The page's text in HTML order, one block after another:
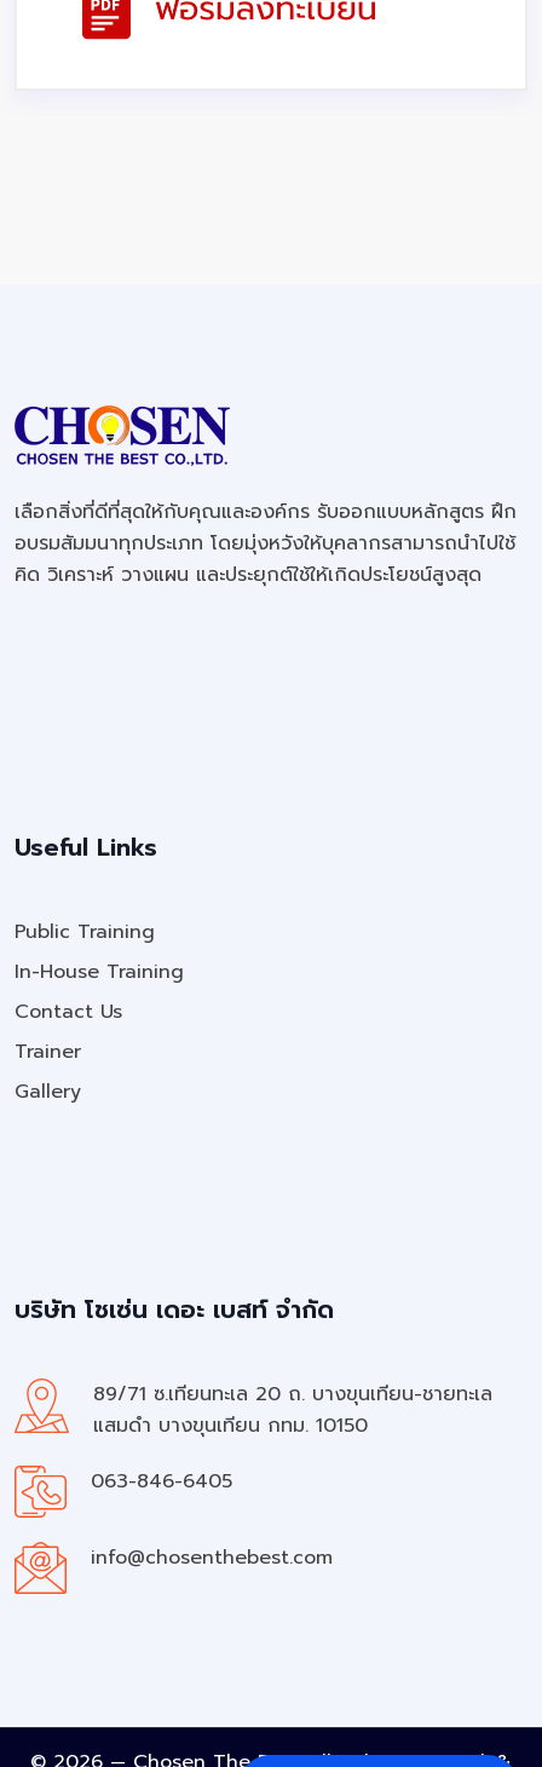
เลือกสิ่งที่ดีที่สุดให้กับคุณและองค์กร รับออกแบบหลักสูตร ฝึก
อบรมสัมมนาทุกประเภท โดยมุ่งหวังให้บุคลากรสามารถนำไปใช้
คิด วิเคราะห์ วางแผน และประยุกต์ใช้ให้เกิดประโยชน์สูงสุด
Useful Links
Public Training
In-House Training
Contact Us
Trainer
Gallery
บริษัท โชเซ่น เดอะ เบสท์ จำกัด
89/71 ซ.เทียนทะเล 20 ถ. บางขุนเทียน-ชายทะเล
แสมดำ บางขุนเทียน กทม. 10150
063-846-6405
info@chosenthebest.com